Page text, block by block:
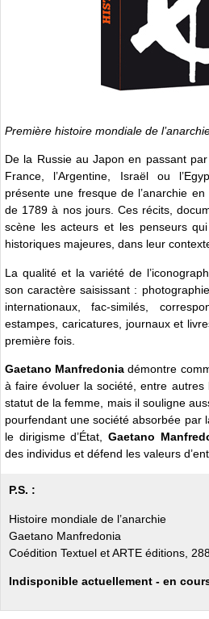
Première histoire mondiale de
De la Russie au Japon en passant
France, l’Argentine, Israël ou
présente une fresque de l’anarchie
de 1789 à nos jours. Ces récits,
scène les acteurs et les penseurs
historiques majeures, dans leur
La qualité et la variété de
son caractère saisissant :
internationaux, fac-similés,
estampes, caricatures, journaux et
première fois.
Gaetano Manfredonia démontre
à faire évoluer la société, entre
statut de la femme, mais il souligne
pourfendant une société absorbée par
le dirigisme d’État, Gaetano
des individus et défend les valeurs
P.S. :
Histoire mondiale de l’anarchie
Gaetano Manfredonia
Coédition Textuel et ARTE éditions,
Indisponible actuellement - en